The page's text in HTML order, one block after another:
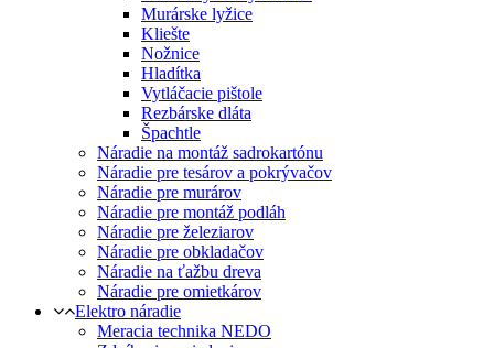
Murárske lyžice
Kliešte
Nožnice
Hladítka
Vytláčacie pištole
Rezbárske dláta
Špachtle
Náradie na montáž sadrokartónu
Náradie pre tesárov a pokrývačov
Náradie pre murárov
Náradie pre montáž podláh
Náradie pre železiarov
Náradie pre obkladačov
Náradie na ťažbu dreva
Náradie pre omietkárov
Elektro náradie
Meracia technika NEDO